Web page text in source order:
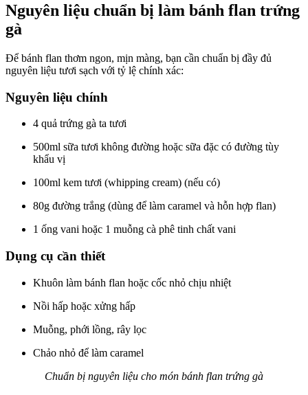
Nguyên liệu chuẩn bị làm bánh flan trứng
gà
Để bánh flan thơm ngon, mịn màng, bạn cần chuẩn bị đầy đủ
nguyên liệu tươi sạch với tỷ lệ chính xác:
Nguyên liệu chính
4 quả trứng gà ta tươi
500ml sữa tươi không đường hoặc sữa đặc có đường tùy
khẩu vị
100ml kem tươi (whipping cream) (nếu có)
80g đường trắng (dùng để làm caramel và hỗn hợp flan)
1 ống vani hoặc 1 muỗng cà phê tinh chất vani
Dụng cụ cần thiết
Khuôn làm bánh flan hoặc cốc nhỏ chịu nhiệt
Nồi hấp hoặc xửng hấp
Muỗng, phới lồng, rây lọc
Chảo nhỏ để làm caramel
Chuẩn bị nguyên liệu cho món bánh flan trứng gà